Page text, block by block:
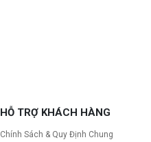
HỖ TRỢ KHÁCH HÀNG
Chính Sách & Quy Định Chung